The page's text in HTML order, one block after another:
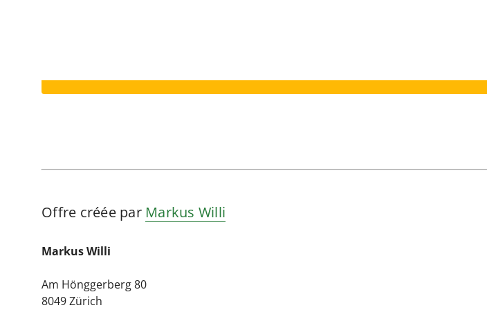
Offre créée par Markus Willi
Markus Willi
Am Hönggerberg 80
8049 Zürich